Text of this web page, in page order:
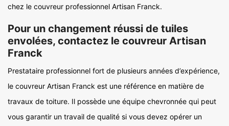
chez le couvreur professionnel Artisan Franck.
Pour un changement réussi de tuiles
envolées, contactez le couvreur Artisan
Franck
Prestataire professionnel fort de plusieurs années d’expérience,
le couvreur Artisan Franck est une référence en matière de
travaux de toiture. Il possède une équipe chevronnée qui peut
vous garantir un travail de qualité si vous devez opérer un